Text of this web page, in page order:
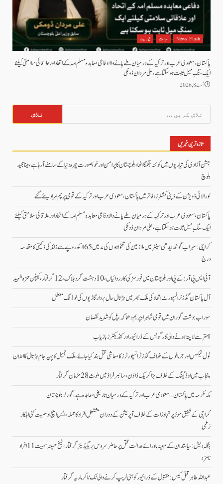
News Flash سیاست نیوز بیٹ
پاکستان، سعودی عرب اور ترکیہ کے درمیان طے پانے والا دفاعی معاہدہ مسلم امہ کے اتحاد اور علاقائی سلامتی کیلئے
ایک سنگِ میل ثابت ہو سکتا ہے، علی مردان ڈومکی
اگست 8, 2026
کریں
برائے:
تازہ ترین خبریں
جشن آزادی کی تیاریوں میں کوئٹہ جگمگا اٹھا، بلوچستان کا پرامن اور خوبصورت چہرہ دنیا کے سامنے آ رہا ہے، مینا مجید
بلوچ
لورالائی ڈویژن کے ڈپٹی کمشنرز دفاتر میں پاکستان، سعودی عرب اور ترکیہ کے قومی پرچم لہرا دیئے گئے
پاکستان، سعودی عرب اور ترکیہ کے درمیان طے پانے والا دفاعی معاہدہ مسلم امہ کے اتحاد اور علاقائی سلامتی کیلئے
ایک سنگِ میل ثابت ہو سکتا ہے، علی مردان ڈومکی
کراچی: سہراب گوٹھ ایدھی سینٹر میں ملازمین کی تنخواہوں کی مد میں 65 لاکھ روپے سے زائد کی ڈکیتی کا مقدمہ
درج
آئی ایس پی آر: کے پی اور بلوچستان میں فورسز کی کارروائیاں، 10 دہشت گرد ہلاک، 12 گرفتار، کیپٹن حمزہ شہید
آل پاکستان گڈز ٹرانسپورٹ اتحاد کی ملک بھر میں ہڑتال،مال بردار گاڑیوں کی لوڈنگ معطل
سوراب: دشت گوران میں قومی شاہراہ پر بم دھماکہ، پل کو شدید نقصان
چہتر سے لاپتہ ہونے والی کارگو بس کے ڈرائیور اور کنڈیکٹرز بازیاب
ٹول ٹیکس اور جرمانوں کے خلاف گڈز ٹرانسپورٹرز کا معاشی قتل بند کیا جائے، ملک جمیل کا پہیہ جام ہڑتال کا اعلان
پنجاب میں اوڈ گینگ کے خلاف بڑا کریک ڈاؤن، سائبر فراڈ میں ملوث 28 ملزمان گرفتار
مکہ مکرمہ میں پاکستان،، سعودی عرب اور ترکیہ کے درمیان تاریخی معاہدہ ہے، گورنر بلوچستان
کراچی کے شفیق موڑ پر تجاوزات کے خلاف آپریشن کے دوران مشتعل افراد کا حملہ، ایس ایچ او سمیت کئی اہلکار
زخمی
بنگلہ دیش: سیاستدان کے مبینہ ماورائے عدالت قتل پر حاضر سروس بریگیڈیئر گرفتار، شیخ حسینہ سمیت 11 افراد
نامزد
عبداللہ طاہر قتل کیس: مقتول کے ڈرائیور کو ہنی ٹریپ کرنے والی ٹک ٹاکر ماریہ گرفتار